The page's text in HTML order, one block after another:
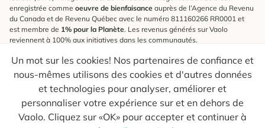
Un mot sur les cookies! Nos partenaires de confiance et
nous-mêmes utilisons des cookies et d'autres données
et technologies pour analyser, améliorer et
personnaliser votre expérience sur et en dehors de
Vaolo. Cliquez sur «OK» pour accepter et continuer à
enregistrée comme oeuvre de bienfaisance auprès de l’Agence du Revenu
du Canada et de Revenu Québec avec le numéro 811160266 RR0001 et
est membre de 1% pour la Planète. Les revenus générés sur Vaolo
reviennent à 100% aux initiatives dans les communautés.
S'inscrire à l'infolettre
Pour connaître les nouveautés, suivre nos explorateurs et recevoir des
astuces pour des voyages plus conscients.
Ton courriel Envoyer